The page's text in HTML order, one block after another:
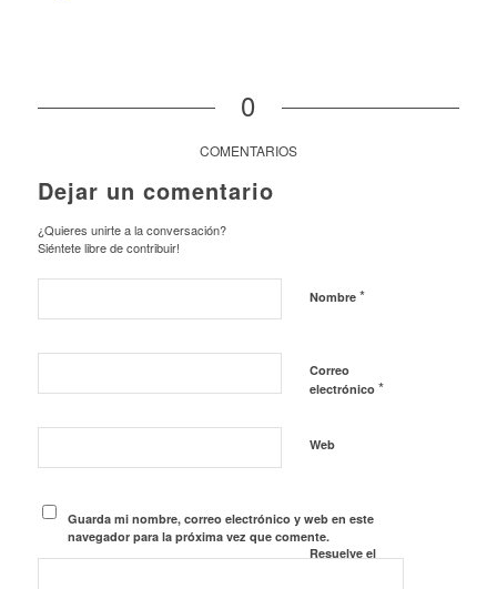
0
COMENTARIOS
Dejar un comentario
¿Quieres unirte a la conversación?
Siéntete libre de contribuir!
Nombre *
Correo
electrónico *
Web
Guarda mi nombre, correo electrónico y web en este
navegador para la próxima vez que comente.
Resuelve el